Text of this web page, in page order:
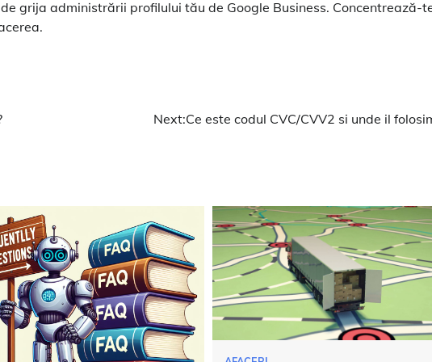
grija administrării profilului tău de Google Business. Concentrează-
Next:Ce este codul CVC/CVV2 si unde il